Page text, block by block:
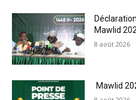
Mawlid
8 août 2026
Mawlid